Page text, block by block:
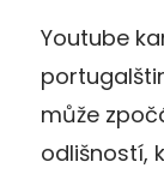
Youtube
může
odlišností,